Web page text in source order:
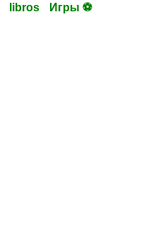
libros Игры ⚽